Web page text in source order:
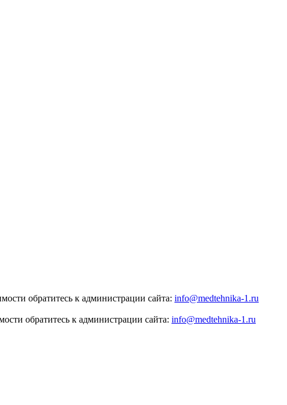
обратитесь к администрации сайта: info@medtehnika-1.ru
обратитесь к администрации сайта: info@medtehnika-1.ru